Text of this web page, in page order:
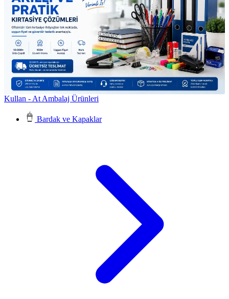
Kullan - At Ambalaj Ürünleri
Bardak ve Kapaklar